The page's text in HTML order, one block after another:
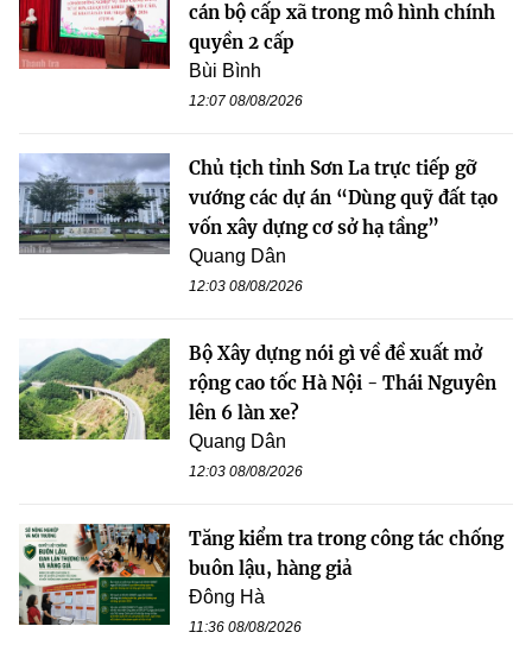
cán bộ cấp xã trong mô hình chính
quyền 2 cấp
Bùi Bình
12:07 08/08/2026
Chủ tịch tỉnh Sơn La trực tiếp gỡ
vướng các dự án “Dùng quỹ đất tạo
vốn xây dựng cơ sở hạ tầng”
Quang Dân
12:03 08/08/2026
Bộ Xây dựng nói gì về đề xuất mở
rộng cao tốc Hà Nội - Thái Nguyên
lên 6 làn xe?
Quang Dân
12:03 08/08/2026
Tăng kiểm tra trong công tác chống
buôn lậu, hàng giả
Đông Hà
11:36 08/08/2026